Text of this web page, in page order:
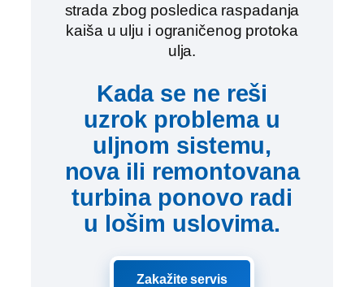
strada zbog posledica raspadanja
kaiša u ulju i ograničenog protoka
ulja.
Kada se ne reši
uzrok problema u
uljnom sistemu,
nova ili remontovana
turbina ponovo radi
u lošim uslovima.
Zakažite servis